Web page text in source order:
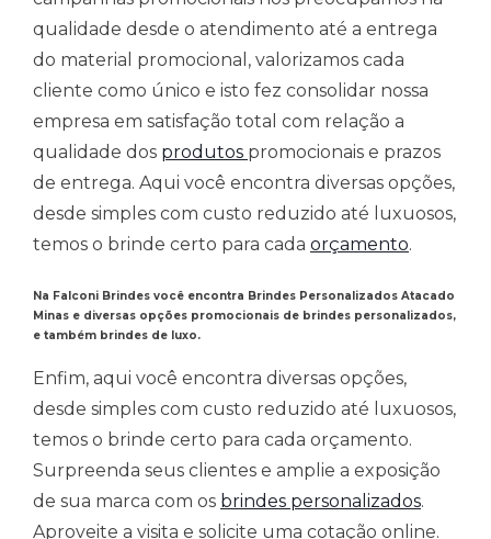
qualidade desde o atendimento até a entrega
do material promocional, valorizamos cada
cliente como único e isto fez consolidar nossa
empresa em satisfação total com relação a
qualidade dos produtos promocionais e prazos
de entrega. Aqui você encontra diversas opções,
desde simples com custo reduzido até luxuosos,
temos o brinde certo para cada orçamento.
Na Falconi Brindes você encontra Brindes Personalizados Atacado
Minas e diversas opções promocionais de brindes personalizados,
e também brindes de luxo.
Enfim, aqui você encontra diversas opções,
desde simples com custo reduzido até luxuosos,
temos o brinde certo para cada orçamento.
Surpreenda seus clientes e amplie a exposição
de sua marca com os brindes personalizados.
Aproveite a visita e solicite uma cotação online.